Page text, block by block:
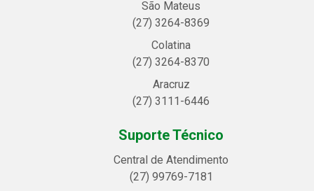
São Mateus
(27) 3264-8369
Colatina
(27) 3264-8370
Aracruz
(27) 3111-6446
Suporte Técnico
Central de Atendimento
(27) 99769-7181